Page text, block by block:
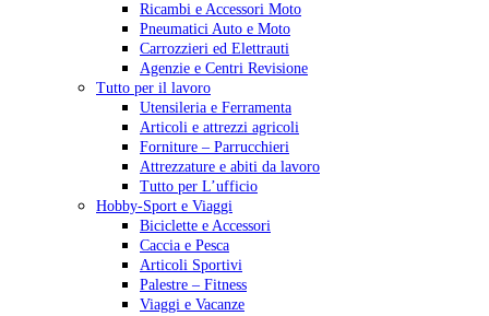
Ricambi e Accessori Moto
Pneumatici Auto e Moto
Carrozzieri ed Elettrauti
Agenzie e Centri Revisione
Tutto per il lavoro
Utensileria e Ferramenta
Articoli e attrezzi agricoli
Forniture – Parrucchieri
Attrezzature e abiti da lavoro
Tutto per L’ufficio
Hobby-Sport e Viaggi
Biciclette e Accessori
Caccia e Pesca
Articoli Sportivi
Palestre – Fitness
Viaggi e Vacanze